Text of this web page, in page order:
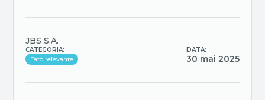
JBS S.A.
CATEGORIA:
Fato relevante
DATA:
30 mai 2025